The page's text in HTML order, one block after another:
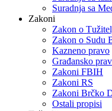
Suradnja sa
Zakoni
Zakon o
Zakon o Sudu
Kazneno pravo
Građansko
Zakoni FBIH
Zakoni RS
Zakoni Brčko
Ostali propisi